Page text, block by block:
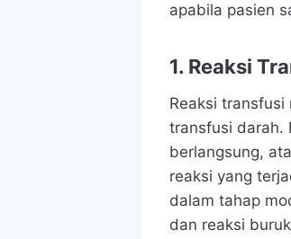
apabila pasien
1. Reaksi
Reaksi
transfusi darah.
berlangsung,
reaksi yang
dalam tahap
dan reaksi